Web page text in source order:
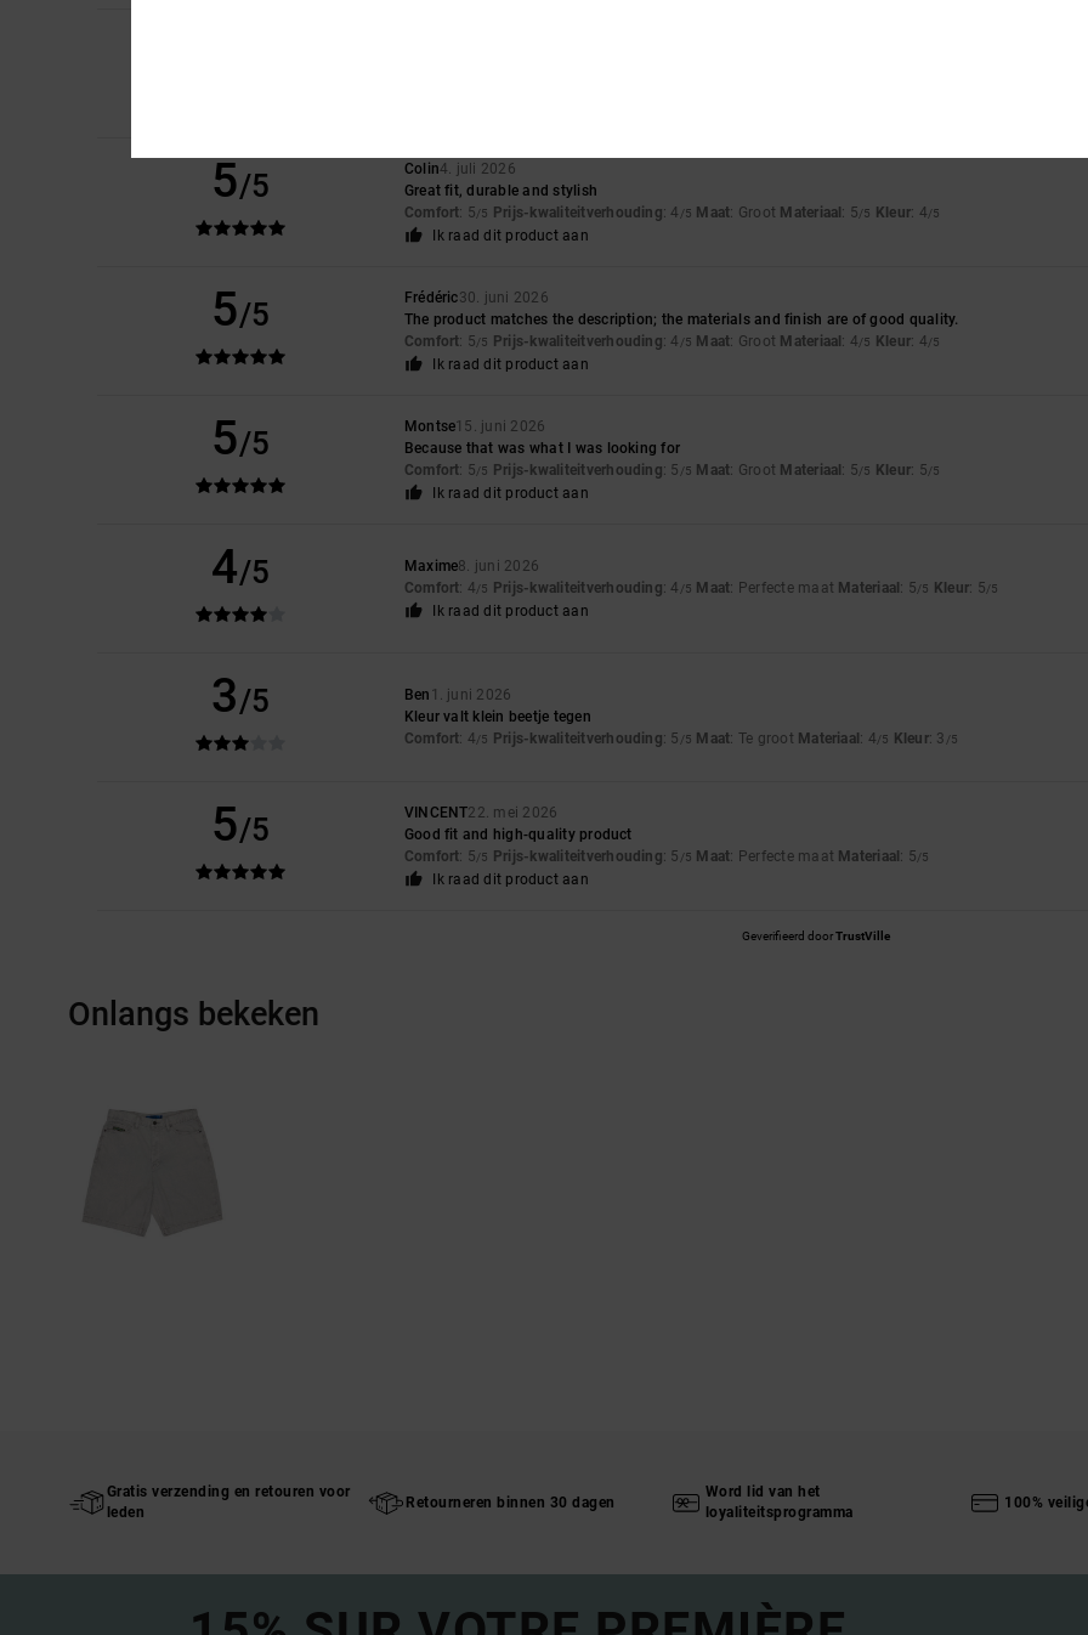
5/5 Colin4. juli 2026
Great fit, durable and stylish
Comfort: 5/5 Prijs-kwaliteitverhouding: 4 /5 Maat: Groot Materiaal : 5/5 Kleur: 4/5
Ik raad dit product aan
5/5 Frédéric30. juni 2026
The product matches the description; the materials and finish are of good quality.
Comfort: 5/5 Prijs-kwaliteitverhouding: 4 /5 Maat: Groot Materiaal : 4/5 Kleur: 4/5
Ik raad dit product aan
5/5 Montse15. juni 2026
Because that was what I was looking for
Comfort: 5/5 Prijs-kwaliteitverhouding: 5 /5 Maat: Groot Materiaal : 5/5 Kleur: 5/5
Ik raad dit product aan
4/5 Maxime8. juni 2026
Comfort: 4/5 Prijs-kwaliteitverhouding: 4 /5 Maat: Perfecte maat Materiaal : 5/5 Kleur: 5/5
Ik raad dit product aan
3/5 Ben 1. juni 2026
Kleur valt klein beetje tegen
Comfort: 4/5 Prijs-kwaliteitverhouding: 5 /5 Maat: Te groot Materiaal : 4/5 Kleur: 3 /5
5/5 VINCENT22. mei 2026
Good fit and high-quality product
Comfort: 5/5 Prijs-kwaliteitverhouding: 5 /5 Maat: Perfecte maat Materiaal : 5/5
Ik raad dit product aan
Geverifieerd doorTrustVille
Onlangs bekeken
Gratis verzending en retouren voor
leden
Retourneren binnen 30 dagen
Word lid van het
loyaliteitsprogramma
100%